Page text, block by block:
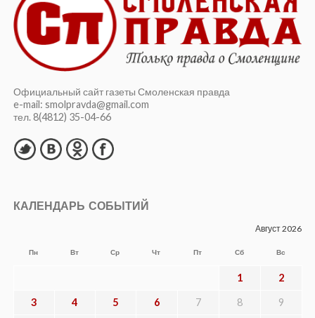
Официальный сайт газеты Смоленская правда
e-mail: smolpravda@gmail.com
тел. 8(4812) 35-04-66
КАЛЕНДАРЬ СОБЫТИЙ
Август 2026
Пн Вт Ср Чт Пт Сб Вс
1 2
3 4 5 6 7 8 9